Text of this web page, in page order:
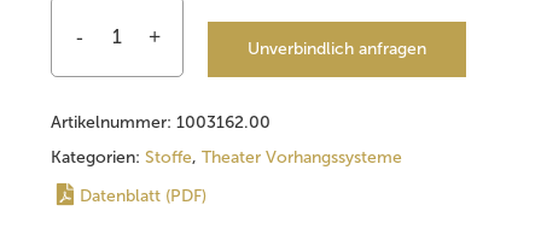
Unverbindlich anfragen
Artikelnummer: 1003162.00
Kategorien: Stoffe, Theater Vorhangssysteme
Datenblatt (PDF)